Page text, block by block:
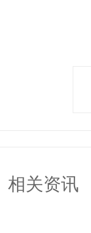
相关资讯